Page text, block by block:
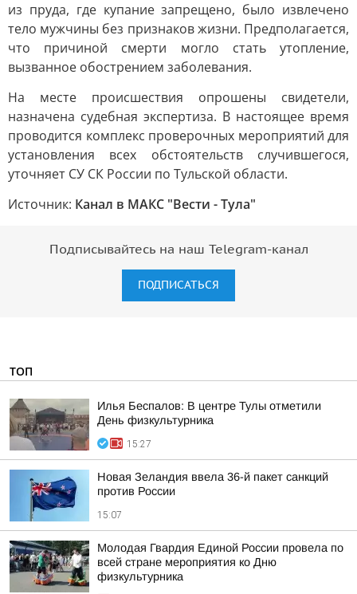
из пруда, где купание запрещено, было извлечено
тело мужчины без признаков жизни. Предполагается,
что причиной смерти могло стать утопление,
вызванное обострением заболевания.
На месте происшествия опрошены свидетели,
назначена судебная экспертиза. В настоящее время
проводится комплекс проверочных мероприятий для
установления всех обстоятельств случившегося,
уточняет СУ СК России по Тульской области.
Источник: Канал в МАКС "Вести - Тула"
Подписывайтесь на наш Telegram-канал
ПОДПИСАТЬСЯ
ТОП
Илья Беспалов: В центре Тулы отметили
День физкультурника
15:27
Новая Зеландия ввела 36-й пакет санкций
против России
15:07
Молодая Гвардия Единой России провела по
всей стране мероприятия ко Дню
физкультурника